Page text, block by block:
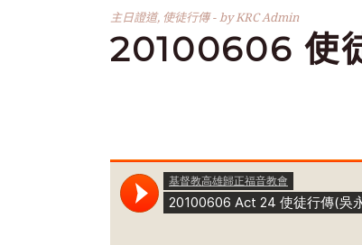
主日證道, 使徒行傳 byKRC Admin
20100606 使